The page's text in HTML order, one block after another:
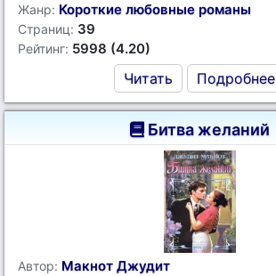
Жанр: Короткие любовные романы
Страниц: 39
Рейтинг: 5998 (4.20)
Читать Подробнее
Битва желаний
Автор: Макнот Джудит